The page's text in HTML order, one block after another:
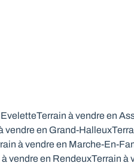
Terrain à vendre en
vendre en Grand-Halleux
à vendre en Marche-En-
vendre en RendeuxTerrain à